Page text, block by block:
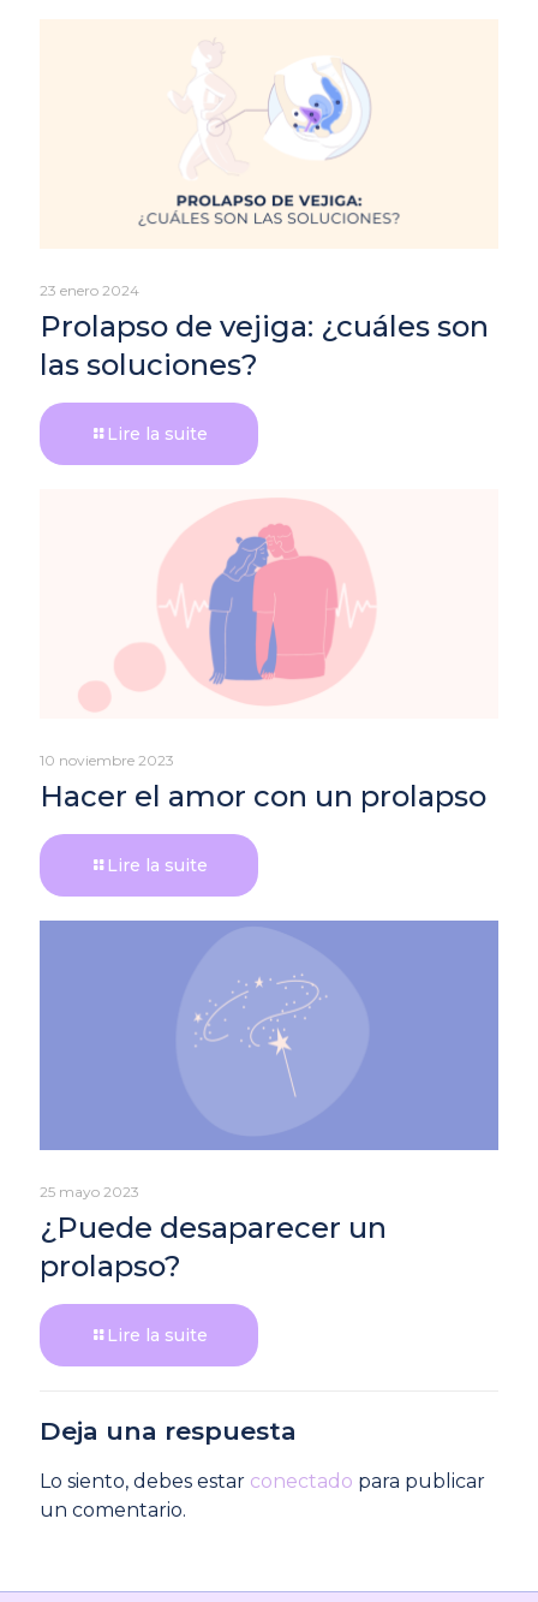
23 enero 2024
Prolapso de vejiga: ¿cuáles son
las soluciones?
Lire la suite
10 noviembre 2023
Hacer el amor con un prolapso
Lire la suite
25 mayo 2023
¿Puede desaparecer un
prolapso?
Lire la suite
Deja una respuesta
Lo siento, debes estar conectado para publicar
un comentario.